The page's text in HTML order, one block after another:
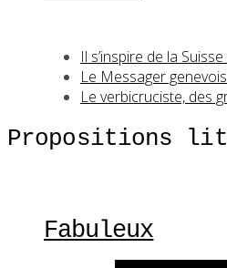
Il s’inspire de la
Le Messager
Le verbicruciste, des
Propositions
Fabuleux